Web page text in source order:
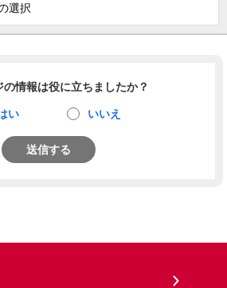
選択
の情報は役に立ちましたか？
い いいえ
送信する